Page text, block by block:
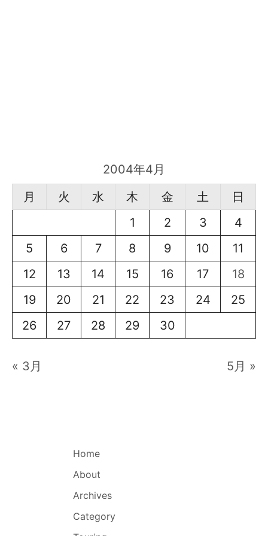
2004年4月
月
火 水 木 金 土
日
1
2 3
4
5
6 7 8 9 10
11
12
13 14 15 16 17
18
19
20 21 22 23 24
25
26
27 28 29 30
« 3月 5月 »
Home
About
Archives
Category